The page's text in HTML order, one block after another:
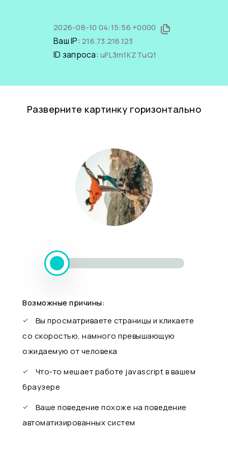
2026-08-10 04:15:56 +0000
Ваш IP: 216.73.216.123
ID запроса: uFL3m1KZTuQ1
Разверните картинку горизонтально
Возможные причины:
Вы просматриваете страницы и кликаете
со скоростью, намного превышающую
ожидаемую от человека
Что-то мешает работе javascript в вашем
браузере
Ваше поведение похоже на поведение
автоматизированных систем